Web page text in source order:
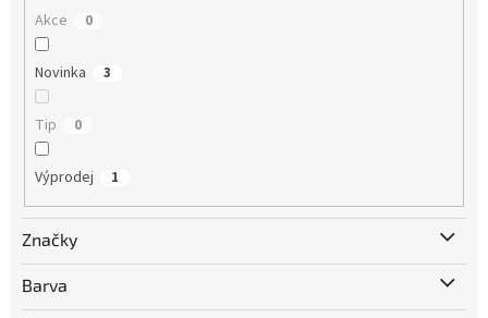
Akce 0
Novinka 3
Tip 0
Výprodej 1
Značky
Barva